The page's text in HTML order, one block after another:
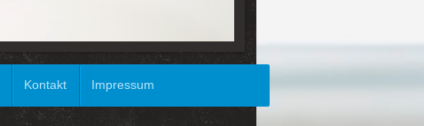
Kontakt Impressum